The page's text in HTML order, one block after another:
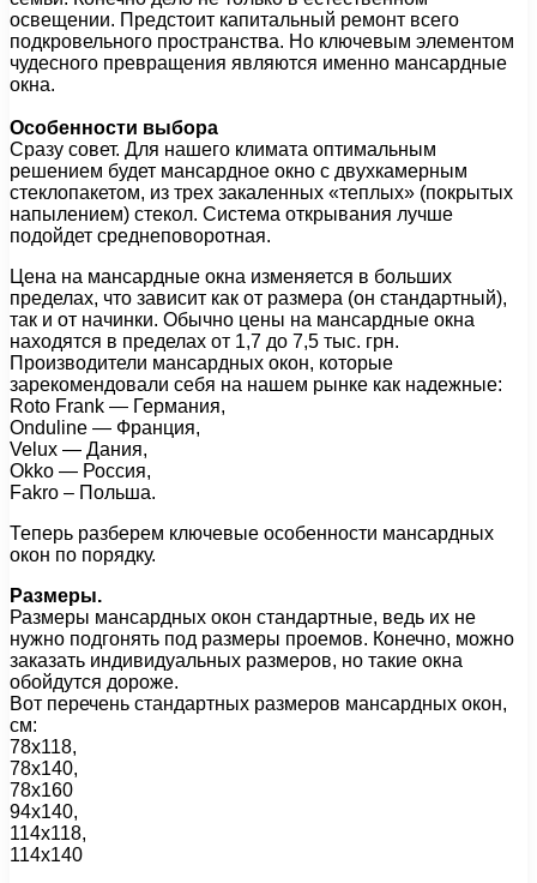
освещении. Предстоит капитальный ремонт всего
подкровельного пространства. Но ключевым элементом
чудесного превращения являются именно мансардные
окна.
Особенности выбора
Сразу совет. Для нашего климата оптимальным
решением будет мансардное окно с двухкамерным
стеклопакетом, из трех закаленных «теплых» (покрытых
напылением) стекол. Система открывания лучше
подойдет среднеповоротная.
Цена на мансардные окна изменяется в больших
пределах, что зависит как от размера (он стандартный),
так и от начинки. Обычно цены на мансардные окна
находятся в пределах от 1,7 до 7,5 тыс. грн.
Производители мансардных окон, которые
зарекомендовали себя на нашем рынке как надежные:
Roto Frank — Германия,
Onduline — Франция,
Velux — Дания,
Okko — Россия,
Fakro – Польша.
Теперь разберем ключевые особенности мансардных
окон по порядку.
Размеры.
Размеры мансардных окон стандартные, ведь их не
нужно подгонять под размеры проемов. Конечно, можно
заказать индивидуальных размеров, но такие окна
обойдутся дороже.
Вот перечень стандартных размеров мансардных окон,
см:
78х118,
78х140,
78х160
94х140,
114х118,
114х140